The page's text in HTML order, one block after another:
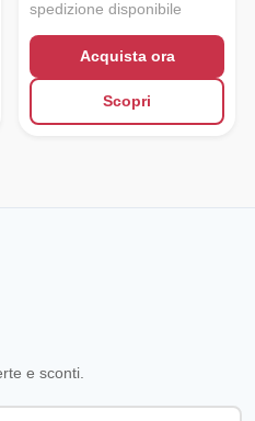
spedizione disponibile
Acquista ora
Scopri
e sconti.